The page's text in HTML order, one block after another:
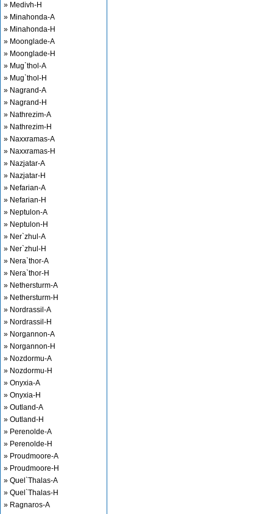
» Medivh-H
» Minahonda-A
» Minahonda-H
» Moonglade-A
» Moonglade-H
» Mug`thol-A
» Mug`thol-H
» Nagrand-A
» Nagrand-H
» Nathrezim-A
» Nathrezim-H
» Naxxramas-A
» Naxxramas-H
» Nazjatar-A
» Nazjatar-H
» Nefarian-A
» Nefarian-H
» Neptulon-A
» Neptulon-H
» Ner`zhul-A
» Ner`zhul-H
» Nera`thor-A
» Nera`thor-H
» Nethersturm-A
» Nethersturm-H
» Nordrassil-A
» Nordrassil-H
» Norgannon-A
» Norgannon-H
» Nozdormu-A
» Nozdormu-H
» Onyxia-A
» Onyxia-H
» Outland-A
» Outland-H
» Perenolde-A
» Perenolde-H
» Proudmoore-A
» Proudmoore-H
» Quel`Thalas-A
» Quel`Thalas-H
» Ragnaros-A